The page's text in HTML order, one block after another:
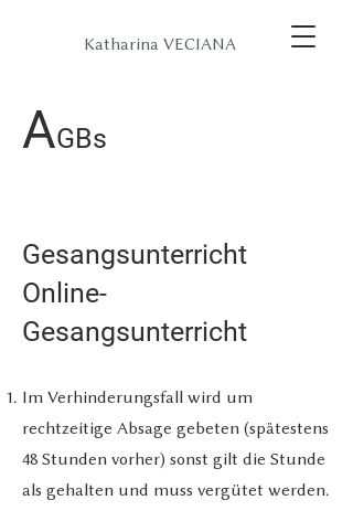
Katharina VECIANA
AGBs
Gesangsunterricht
Online-
Gesangsunterricht
Im Verhinderungsfall wird um
rechtzeitige Absage gebeten (spätestens
48 Stunden vorher) sonst gilt die Stunde
als gehalten und muss vergütet werden.